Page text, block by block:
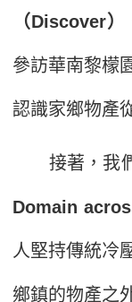
（Discover）
參訪華南黎檬
認識家鄉物產
接著，我
Domain
人堅持傳統冷
鄉鎮的物產之